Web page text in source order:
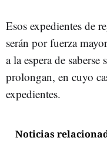
Esos expedientes de
serán por fuerza
a la espera de saberse
prolongan, en cuyo
expedientes.
Noticias